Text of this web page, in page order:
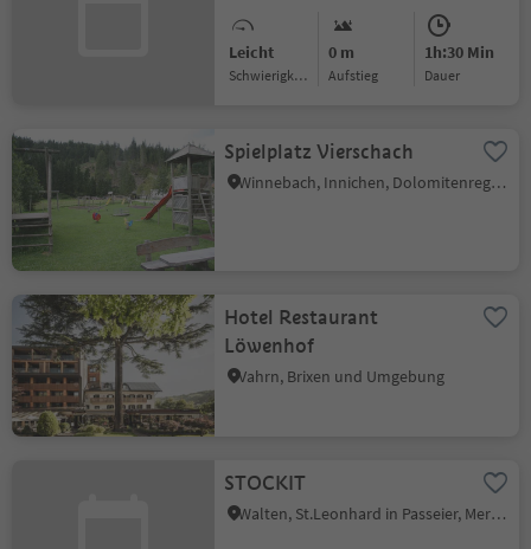
Leicht
Schwierigkeitsgrad
0 m
Aufstieg
1h:30 Min
Dauer
Spielplatz Vierschach
Winnebach, Innichen, Dolomitenregion 3 Zinnen
Hotel Restaurant
Löwenhof
Vahrn, Brixen und Umgebung
STOCKIT
Walten, St.Leonhard in Passeier, Meran und Umgebung